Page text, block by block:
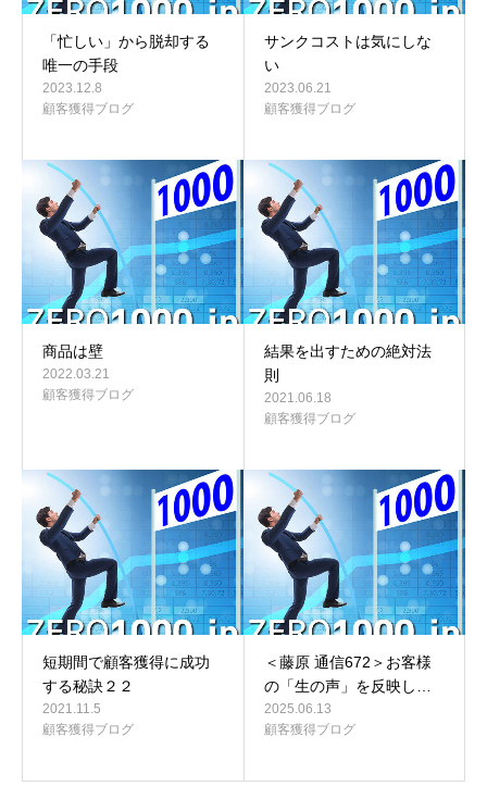
「忙しい」から脱却する
唯一の手段
2023.12.8
顧客獲得ブログ
サンクコストは気にしな
い
2023.06.21
顧客獲得ブログ
商品は壁
2022.03.21
顧客獲得ブログ
結果を出すための絶対法
則
2021.06.18
顧客獲得ブログ
短期間で顧客獲得に成功
する秘訣２２
2021.11.5
顧客獲得ブログ
＜藤原 通信672＞お客様
の「生の声」を反映し…
2025.06.13
顧客獲得ブログ